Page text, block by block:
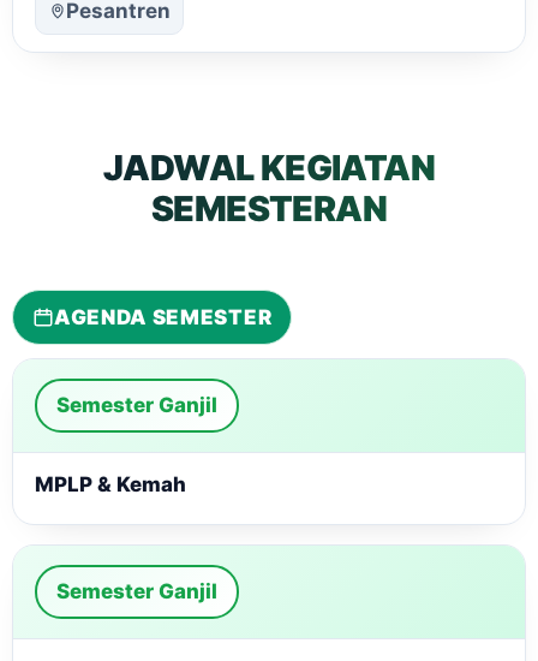
Pesantren
JADWAL KEGIATAN
SEMESTERAN
AGENDA SEMESTER
Semester Ganjil
MPLP & Kemah
Semester Ganjil